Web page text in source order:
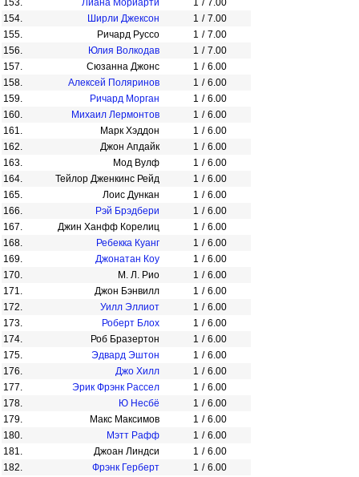
153.
Лиана Мориарти 1 / 7.00
154.
Ширли Джексон 1 / 7.00
155.
Ричард Руссо 1 / 7.00
156.
Юлия Волкодав 1 / 7.00
157.
Сюзанна Джонс 1 / 6.00
158.
Алексей Поляринов 1 / 6.00
159.
Ричард Морган 1 / 6.00
160.
Михаил Лермонтов 1 / 6.00
161.
Марк Хэддон 1 / 6.00
162.
Джон Апдайк 1 / 6.00
163.
Мод Вулф 1 / 6.00
164.
Тейлор Дженкинс Рейд 1 / 6.00
165.
Лоис Дункан 1 / 6.00
166.
Рэй Брэдбери 1 / 6.00
167.
Джин Ханфф Корелиц 1 / 6.00
168.
Ребекка Куанг 1 / 6.00
169.
Джонатан Коу 1 / 6.00
170.
М. Л. Рио 1 / 6.00
171.
Джон Бэнвилл 1 / 6.00
172.
Уилл Эллиот 1 / 6.00
173.
Роберт Блох 1 / 6.00
174.
Роб Бразертон 1 / 6.00
175.
Эдвард Эштон 1 / 6.00
176.
Джо Хилл 1 / 6.00
177.
Эрик Фрэнк Рассел 1 / 6.00
178.
Ю Несбё 1 / 6.00
179.
Макс Максимов 1 / 6.00
180.
Мэтт Рафф 1 / 6.00
181.
Джоан Линдси 1 / 6.00
182.
Фрэнк Герберт 1 / 6.00